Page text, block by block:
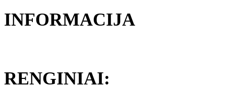
INFORMACIJA
RENGINIAI: